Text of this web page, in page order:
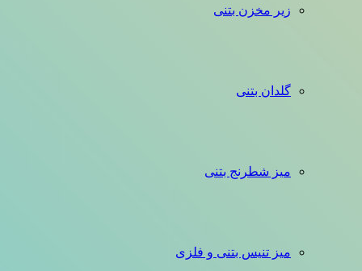
زیر مخزن بتنی
گلدان بتنی
میز شطرنج بتنی
میز تنیس بتنی و فلزی